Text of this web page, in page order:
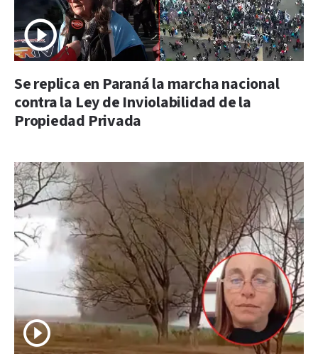
Se replica en Paraná la marcha nacional
contra la Ley de Inviolabilidad de la
Propiedad Privada